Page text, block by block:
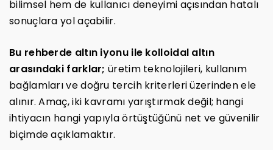
bilimsel hem de kullanıcı deneyimi açısından hatalı
sonuçlara yol açabilir.
Bu rehberde altın iyonu ile kolloidal altın
arasındaki farklar; üretim teknolojileri, kullanım
bağlamları ve doğru tercih kriterleri üzerinden ele
alınır. Amaç, iki kavramı yarıştırmak değil; hangi
ihtiyacın hangi yapıyla örtüştüğünü net ve güvenilir
biçimde açıklamaktır.